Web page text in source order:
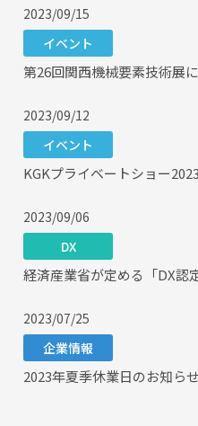
2023/09/15
イベント
第26回関西機械要素技術展
2023/09/12
イベント
KGKプライベートショー
2023/09/06
DX
経済産業省が定める「DX認
2023/07/25
企業情報
2023年夏季休業日のお知らせ